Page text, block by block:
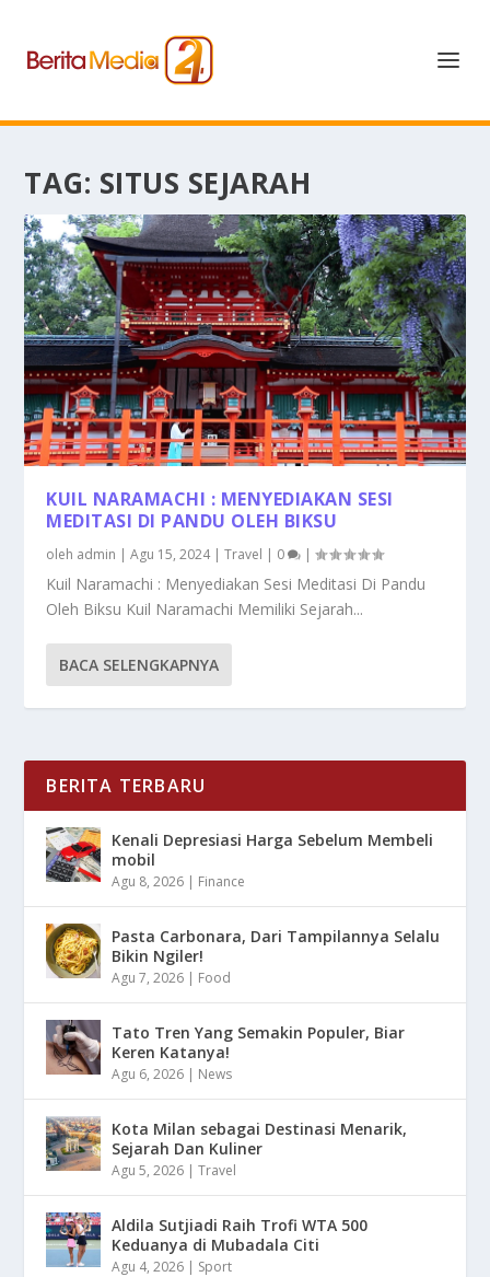
TAG: SITUS SEJARAH
KUIL NARAMACHI : MENYEDIAKAN SESI
MEDITASI DI PANDU OLEH BIKSU
oleh admin |Agu 15, 2024|Travel | 0 |
Kuil Naramachi : Menyediakan Sesi Meditasi Di Pandu
Oleh Biksu Kuil Naramachi Memiliki Sejarah...
BACA SELENGKAPNYA
BERITA TERBARU
Kenali Depresiasi Harga Sebelum Membeli
mobil
Agu 8, 2026 | Finance
Pasta Carbonara, Dari Tampilannya Selalu
Bikin Ngiler!
Agu 7, 2026 | Food
Tato Tren Yang Semakin Populer, Biar
Keren Katanya!
Agu 6, 2026 | News
Kota Milan sebagai Destinasi Menarik,
Sejarah Dan Kuliner
Agu 5, 2026 |Travel
Aldila Sutjiadi Raih Trofi WTA 500
Keduanya di Mubadala Citi
Agu 4, 2026 | Sport